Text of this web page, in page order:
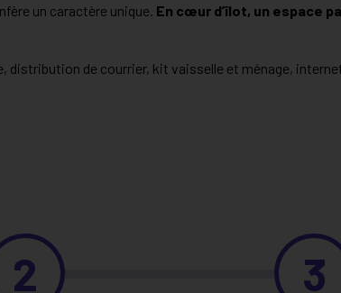
un caractère unique. En cœur d’îlot, un espace
distribution de courrier, kit vaisselle et ménage,
2 3